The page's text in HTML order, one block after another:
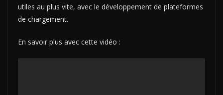
utiles au plus vite, avec le développement de plateformes
de chargement.
En savoir plus avec cette vidéo :